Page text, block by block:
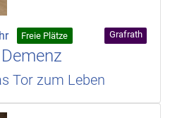
Freie Plätze Grafrath
Tor zum Leben